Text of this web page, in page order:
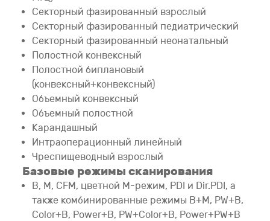
Секторный фазированный взрослый
Секторный фазированный педиатрический
Секторный фазированный неонатальный
Полостной конвексный
Полостной биплановый
(конвексный+конвексный)
Объемный конвексный
Объемный полостной
Карандашный
Интраоперационный линейный
Чреспищеводный взрослый
Базовые режимы сканирования
B, M, CFM, цветной М-режим, PDI и Dir.PDI, а
также комбинированные режимы B+M, PW+B,
Color+B, Power+B, PW+Color+B, Power+PW+B